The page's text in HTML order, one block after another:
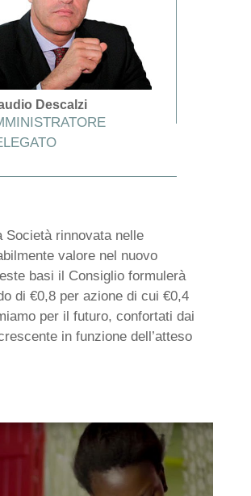
Descalzi
Società rinnovata nelle
valore nel nuovo
basi il Consiglio formulerà
di €0,8 per azione di cui €0,4
per il futuro, confortati dai
in funzione dell’atteso